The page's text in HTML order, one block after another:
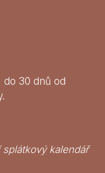
do 30 dnů od
kalendář